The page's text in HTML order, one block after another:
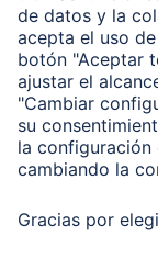
Conviértete en
Compañía
Historia de la
Hama en todo
Sostenibilidad